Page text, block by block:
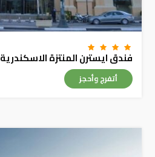
فندق ايسترن المنتزة الاسكندرية
أتفرج وأحجز